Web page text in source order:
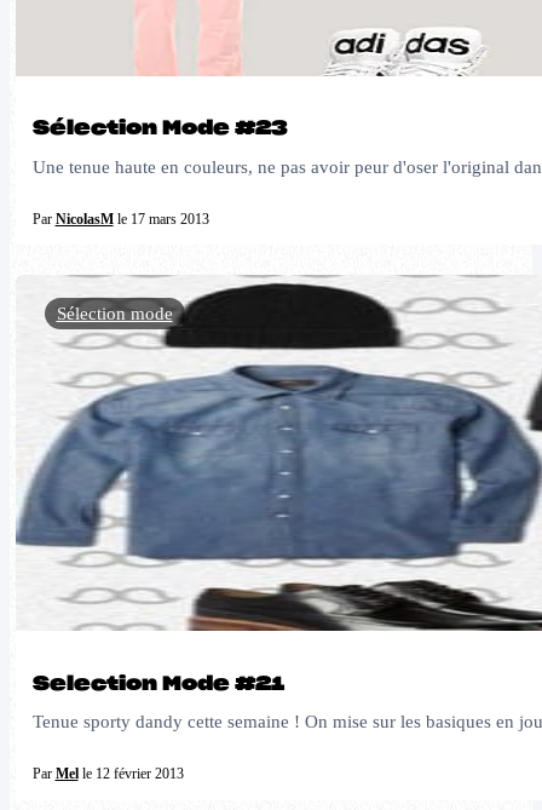
Sélection Mode #23
Une tenue haute en couleurs, ne pas avoir peur d'oser l'original
Par NicolasMle 17 mars 2013
Selection Mode #21
Tenue sporty dandy cette semaine ! On mise sur les basiques en
Par Melle 12 février 2013
Sélection mode